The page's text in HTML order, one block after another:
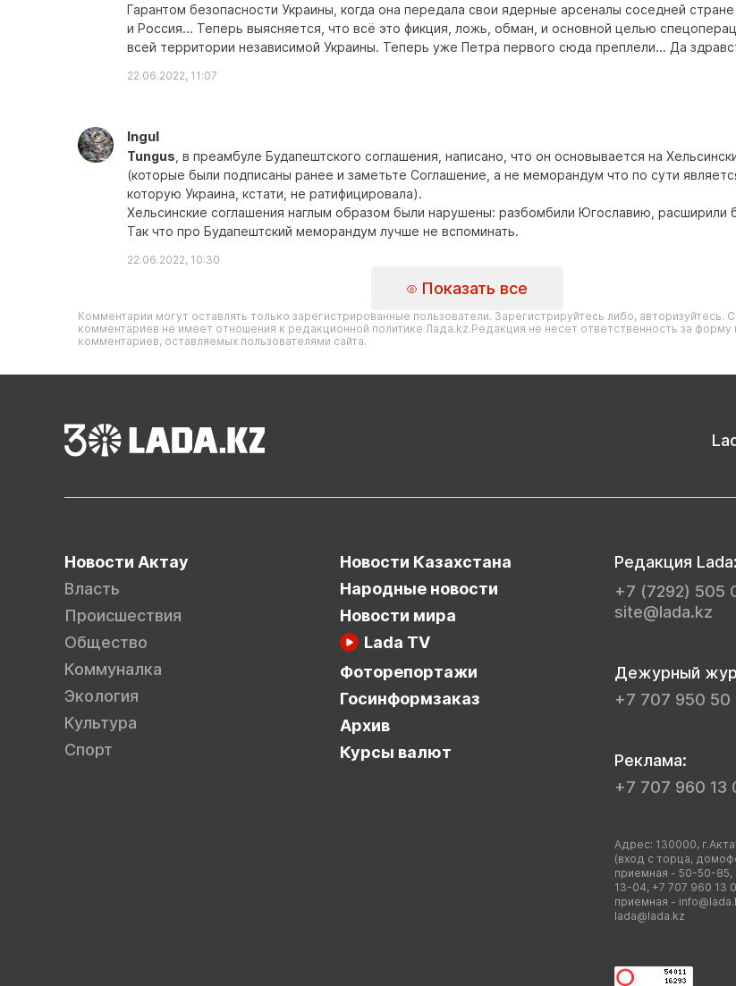
Гарантом безопасности Украины, когда она передала свои ядерные арсеналы соседней
и Россия... Теперь выясняется, что всё это фикция, ложь, обман, и основной целью
всей территории независимой Украины. Теперь уже Петра первого сюда преплели... Да
22.06.2022, 11:07
Ingul
Tungus , в преамбуле Будапештского соглашения, написано, что он основывается на
(которые были подписаны ранее и заметьте Соглашение, а не меморандум что по сути
которую Украина, кстати, не ратифицировала).
Хельсинские соглашения наглым образом были нарушены: разбомбили Югославию, расширили
Так что про Будапештский меморандум лучше не вспоминать.
22.06.2022, 10:30
Показать все
Комментарии могут оставлять только зарегистрированные пользователи. Зарегистрируйтесь либо, авторизуйтесь.
комментариев не имеет отношения к редакционной политике Лада.kz.Редакция не несет ответственность за форму
комментариев, оставляемых пользователями сайта.
Новости Актау
Власть
Происшествия
Общество
Коммуналка
Экология
Культура
Спорт
Новости Казахстана
Народные новости
Новости мира
Lada TV
Фоторепортажи
Госинформзаказ
Архив
Курсы валют
Редакция Lada:
+7 (7292) 505
site@lada.kz
Дежурный
+7 707 950 50
Реклама:
+7 707 960 13
Адрес: 130000,
(вход с торца,
приемная - 50-50-
13-04, +7 707 960 13
приемная -
lada@lada.kz